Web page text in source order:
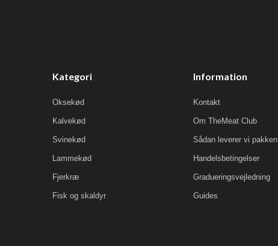
Kategori
Oksekød
Kalvekød
Svinekød
Lammekød
Fjerkræ
Fisk og skaldyr
Information
Kontakt
Om TheMeat Club
Sådan leverer vi pakken
Handelsbetingelser
Gradueringsvejledning
Guides